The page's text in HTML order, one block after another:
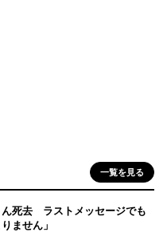
一覧を見る
死去 ラストメッセージでも
ません」